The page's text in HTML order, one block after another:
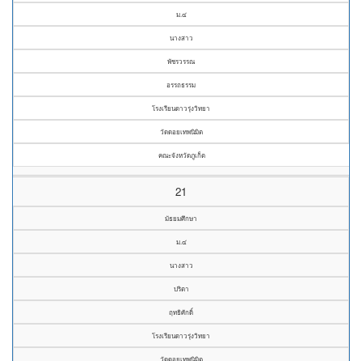
ม.๔
นางสาว
พัชรวรรณ
อรรถธรรม
โรงเรียนดาวรุ่งวิทยา
วัดดอยเทพนิมิต
คณะจังหวัดภูเก็ต
21
มัธยมศึกษา
ม.๔
นางสาว
ปริตา
ฤทธิศักดิ์
โรงเรียนดาวรุ่งวิทยา
วัดดอยเทพนิมิต